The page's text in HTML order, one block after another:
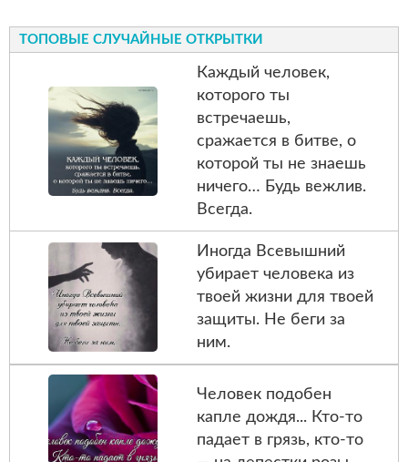
ТОПОВЫЕ СЛУЧАЙНЫЕ ОТКРЫТКИ
Каждый человек,
которого ты
встречаешь,
сражается в битве, о
которой ты не знаешь
ничего… Будь вежлив.
Всегда.
Иногда Всевышний
убирает человека из
твоей жизни для твоей
защиты. Не беги за
ним.
Человек подобен
капле дождя... Кто-то
падает в грязь, кто-то